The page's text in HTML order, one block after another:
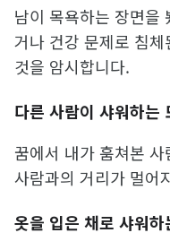
남이 목욕하는 장면을
거나 건강 문제로 침
것을 암시합니다.
다른 사람이 샤워하는
꿈에서 내가 훔쳐본
사람과의 거리가 멀어
옷을 입은 채로 샤워하